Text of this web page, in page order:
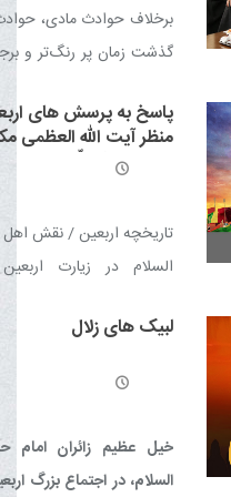
حسین علیه السلام
برخلاف حوادث مادی،
گذشت زمان پر رنگ‌تر و
این ایام، بیانگر همین
پاسخ به پرسش های
منظر آیت الله العظمی
شیرازی مدّ ظلّه العالی
تاریخچه اربعین / نقش
السلام در زیارت
اربعین / چرا پیاده روی
حسینی و اسرای
عزاداری / فلسفه سینه زنی
لبیک های زلال
خیل عظیم زائران امام
السلام، در اجتماع بزرگ